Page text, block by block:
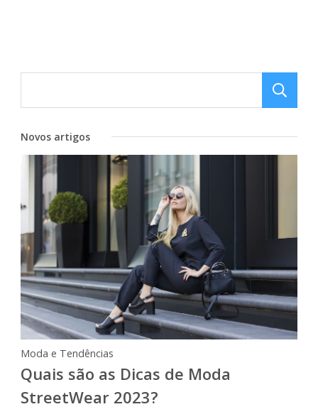
Novos artigos
Moda e Tendências
Quais são as Dicas de Moda
StreetWear 2023?